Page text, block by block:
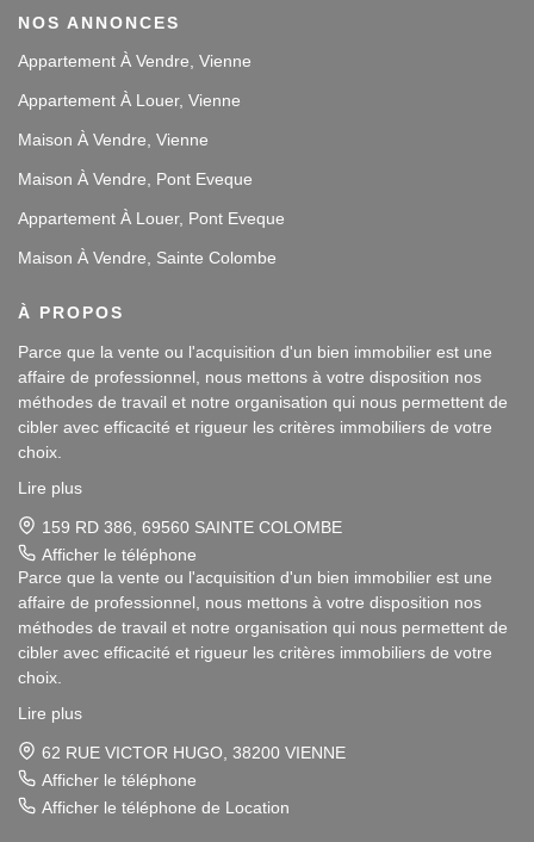
NOS ANNONCES
Appartement À Vendre, Vienne
Appartement À Louer, Vienne
Maison À Vendre, Vienne
Maison À Vendre, Pont Eveque
Appartement À Louer, Pont Eveque
Maison À Vendre, Sainte Colombe
À PROPOS
Parce que la vente ou l'acquisition d'un bien immobilier est une
affaire de professionnel, nous mettons à votre disposition nos
méthodes de travail et notre organisation qui nous permettent de
cibler avec efficacité et rigueur les critères immobiliers de votre
choix.
Notre disponibilité et notre écoute au sein de nos agences
immobilières à Vienne et Sainte Colombe les Vienne, au Sud de
Lyon, nous amènent à vous conseiller dans une démarche simple
et agréable afin que votre investissement reste un plaisir.
Notre dynamisme et notre sérieux nous imposent pour votre plus
grand confort une sélection de biens immobiliers dans le 38 et le
69 correspondant à vos attentes.
Pour vous Vendeurs, la publicité de votre bien immobilier ainsi
que son estimation sont gratuites.
Pour vous Acquéreurs, notre connaissance du secteur Rhône-
Lire plus
159 RD 386, 69560 SAINTE COLOMBE
Afficher le téléphone
Parce que la vente ou l'acquisition d'un bien immobilier est une
affaire de professionnel, nous mettons à votre disposition nos
méthodes de travail et notre organisation qui nous permettent de
cibler avec efficacité et rigueur les critères immobiliers de votre
choix.
Notre disponibilité et notre écoute au sein de nos agences
immobilières à Vienne et Sainte Colombe les Vienne, au Sud de
Lyon, nous amènent à vous conseiller dans une démarche simple
et agréable afin que votre investissement reste un plaisir.
Lire plus
62 RUE VICTOR HUGO, 38200 VIENNE
Afficher le téléphone
Afficher le téléphone de Location